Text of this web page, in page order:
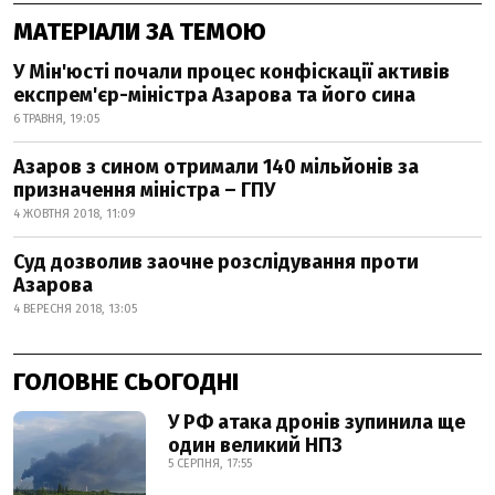
МАТЕРІАЛИ ЗА ТЕМОЮ
У Мін'юсті почали процес конфіскації активів
експрем'єр-міністра Азарова та його сина
6 ТРАВНЯ, 19:05
Азаров з сином отримали 140 мільйонів за
призначення міністра – ГПУ
4 ЖОВТНЯ 2018, 11:09
Суд дозволив заочне розслідування проти
Азарова
4 ВЕРЕСНЯ 2018, 13:05
ГОЛОВНЕ СЬОГОДНІ
У РФ атака дронів зупинила ще
один великий НПЗ
5 СЕРПНЯ, 17:55